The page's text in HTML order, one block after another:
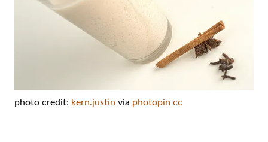
photo credit: kern.justin via photopin cc